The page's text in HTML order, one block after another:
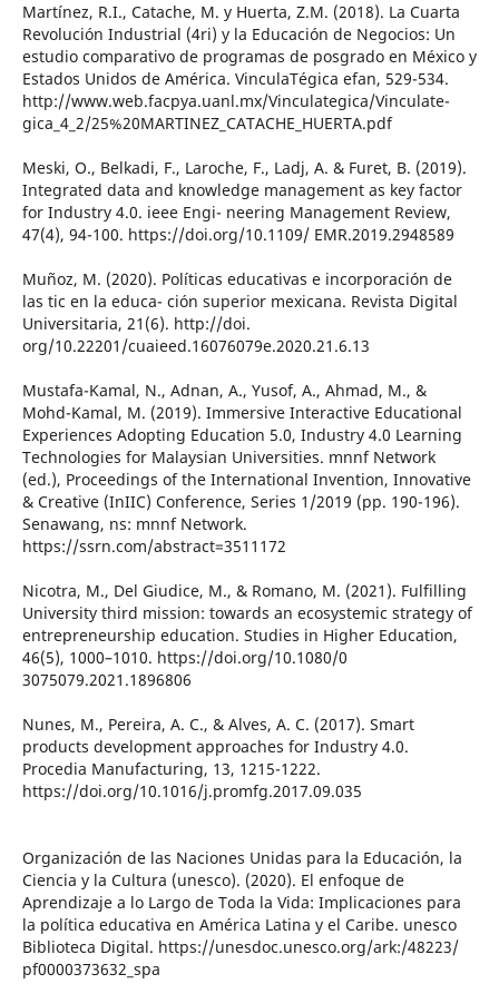
Martínez, R.I., Catache, M. y Huerta, Z.M. (2018). La Cuarta
Revolución Industrial (4ri) y la Educación de Negocios: Un
estudio comparativo de programas de posgrado en México y
Estados Unidos de América. VinculaTégica efan, 529-534.
http://www.web.facpya.uanl.mx/Vinculategica/Vinculate-
gica_4_2/25%20MARTINEZ_CATACHE_HUERTA.pdf
Meski, O., Belkadi, F., Laroche, F., Ladj, A. & Furet, B. (2019).
Integrated data and knowledge management as key factor
for Industry 4.0. ieee Engi- neering Management Review,
47(4), 94-100. https://doi.org/10.1109/ EMR.2019.2948589
Muñoz, M. (2020). Políticas educativas e incorporación de
las tic en la educa- ción superior mexicana. Revista Digital
Universitaria, 21(6). http://doi.
org/10.22201/cuaieed.16076079e.2020.21.6.13
Mustafa-Kamal, N., Adnan, A., Yusof, A., Ahmad, M., &
Mohd-Kamal, M. (2019). Immersive Interactive Educational
Experiences Adopting Education 5.0, Industry 4.0 Learning
Technologies for Malaysian Universities. mnnf Network
(ed.), Proceedings of the International Invention, Innovative
& Creative (InIIC) Conference, Series 1/2019 (pp. 190-196).
Senawang, ns: mnnf Network.
https://ssrn.com/abstract=3511172
Nicotra, M., Del Giudice, M., & Romano, M. (2021). Fulfilling
University third mission: towards an ecosystemic strategy of
entrepreneurship education. Studies in Higher Education,
46(5), 1000–1010. https://doi.org/10.1080/0
3075079.2021.1896806
Nunes, M., Pereira, A. C., & Alves, A. C. (2017). Smart
products development approaches for Industry 4.0.
Procedia Manufacturing, 13, 1215-1222.
https://doi.org/10.1016/j.promfg.2017.09.035
Organización de las Naciones Unidas para la Educación, la
Ciencia y la Cultura (unesco). (2020). El enfoque de
Aprendizaje a lo Largo de Toda la Vida: Implicaciones para
la política educativa en América Latina y el Caribe. unesco
Biblioteca Digital. https://unesdoc.unesco.org/ark:/48223/
pf0000373632_spa